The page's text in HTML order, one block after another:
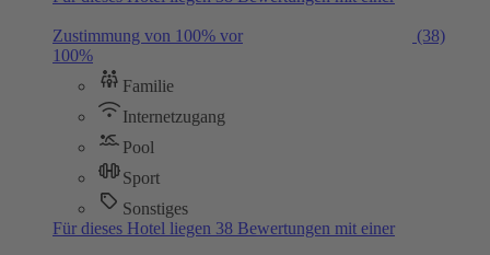
Zustimmung von 100% vor
(38)
100%
Familie
Internetzugang
Pool
Sport
Sonstiges
Für dieses Hotel liegen 38 Bewertungen mit einer